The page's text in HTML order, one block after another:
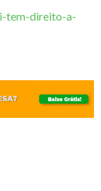
tem-direito-a-